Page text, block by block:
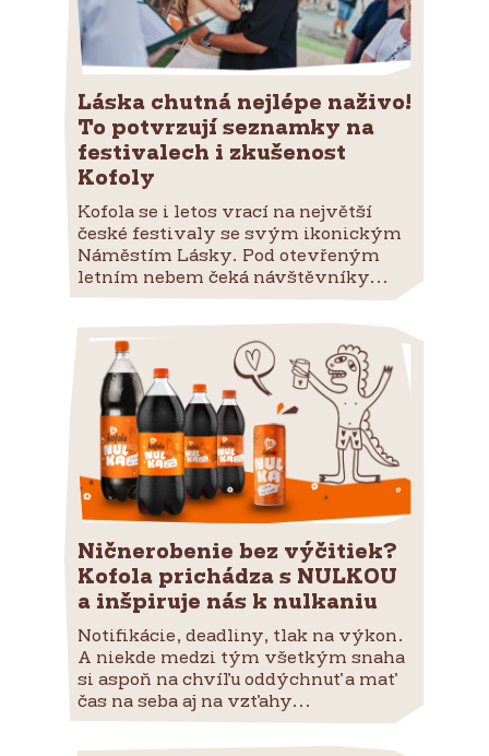
Láska chutná nejlépe naživo!
To potvrzují seznamky na
festivalech i zkušenost
Kofoly
Kofola se i letos vrací na největší
české festivaly se svým ikonickým
Náměstím Lásky. Pod otevřeným
letním nebem čeká návštěvníky...
Ničnerobenie bez výčitiek?
Kofola prichádza s NULKOU
a inšpiruje nás k nulkaniu
Notifikácie, deadliny, tlak na výkon.
A niekde medzi tým všetkým snaha
si aspoň na chvíľu oddýchnuť a mať
čas na seba aj na vzťahy...